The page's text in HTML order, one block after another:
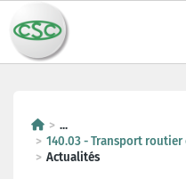
...
140.03 - Transport
Actualités